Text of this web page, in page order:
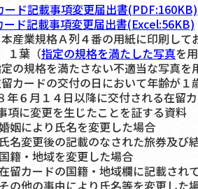
ード記載事項変更届出書(PDF:160KB)
ード記載事項変更届出書(Excel:56KB)
業規格Ａ列４番の用紙に印刷してお
葉（指定の規格を満たした写真を
格を満たさない不適当な写真を用
ドの交付の日において年齢が１歳
年６月１４日以降に交付される在留
項に変更を生じたことを証する資料
姻により氏名を変更した場合
後の記載のなされた旅券及び結婚
籍・地域を変更した場合
ドの国籍・地域欄に記載されてい
の他の事由により氏名等を変更した